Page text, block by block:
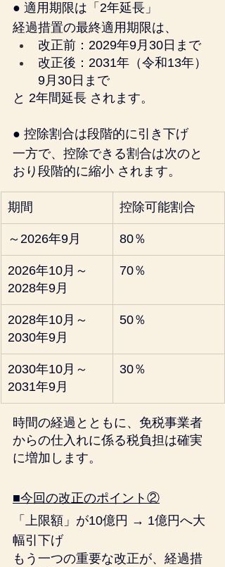
● 適用期限は「2年延長」
経過措置の最終適用期限は、
改正前：2029年9月30日まで
改正後：2031年（令和13年）
9月30日まで
と 2年間延長 されます。
● 控除割合は段階的に引き下げ
一方で、控除できる割合は次のと
おり段階的に縮小 されます。
期間 控除可能割合
～2026年9月 80％
2026年10月～
2028年9月
70％
2028年10月～
2030年9月
50％
2030年10月～
2031年9月
30％
時間の経過とともに、免税事業者
からの仕入れに係る税負担は確実
に増加します。
■今回の改正のポイント②
「上限額」が10億円 → 1億円へ大
幅引下げ
もう一つの重要な改正が、経過措